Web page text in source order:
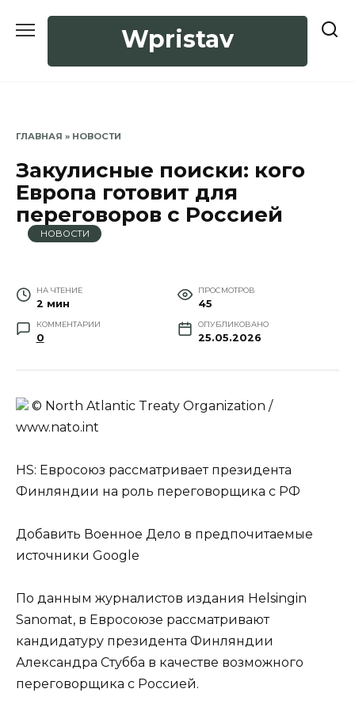
Wpristav
ГЛАВНАЯ » НОВОСТИ
Закулисные поиски: кого
Европа готовит для
переговоров с Россией
НОВОСТИ
НА ЧТЕНИЕ
2 мин
ПРОСМОТРОВ
45
КОММЕНТАРИИ
0
ОПУБЛИКОВАНО
25.05.2026
© North Atlantic Treaty Organization /
www.nato.int
HS: Евросоюз рассматривает президента
Финляндии на роль переговорщика с РФ
Добавить Военное Дело в предпочитаемые
источники Google
По данным журналистов издания Helsingin
Sanomat, в Евросоюзе рассматривают
кандидатуру президента Финляндии
Александра Стубба в качестве возможного
переговорщика с Россией.